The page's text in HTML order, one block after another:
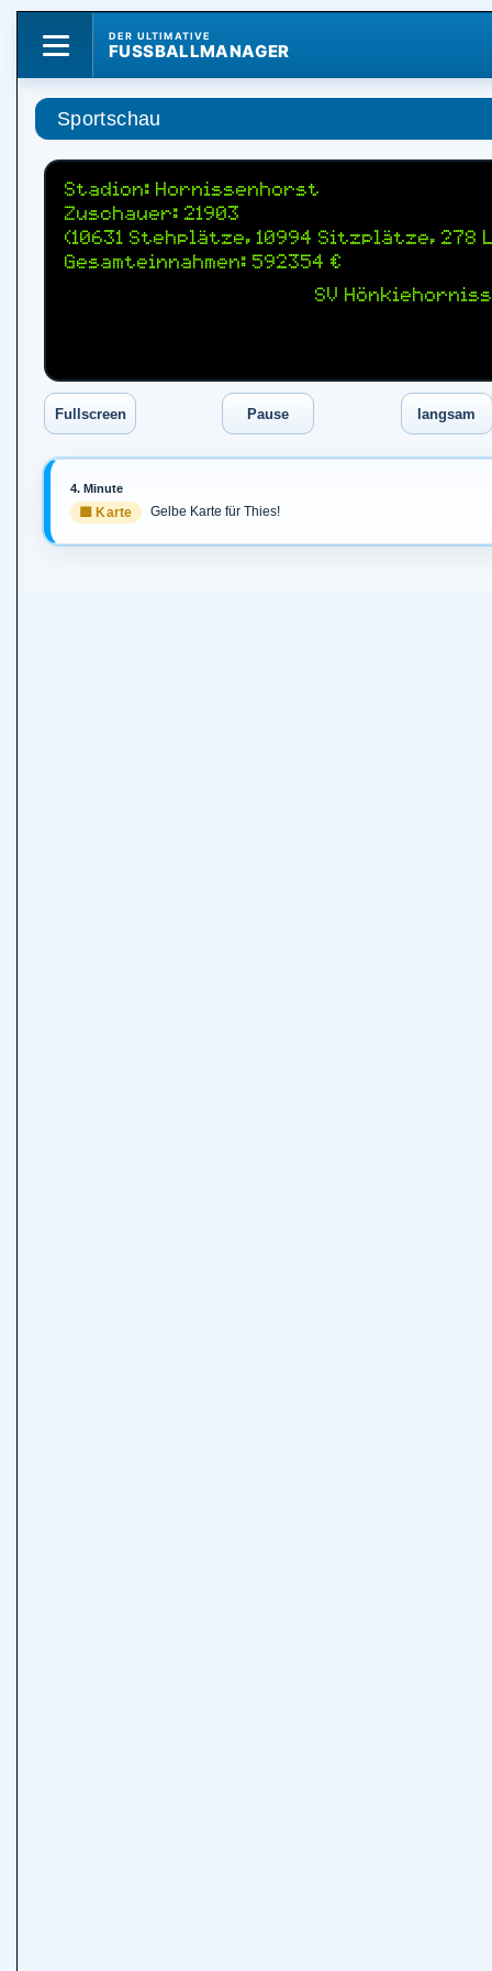
DER ULTIMATIVE
FUSSBALLMANAGER
Sportschau
Stadion: Hornissenhorst
Zuschauer: 21903
(10631 Stehplätze, 10994 Sitzplätze, 278
Gesamteinnahmen: 592354 €
SV
4. Minute
🟨 Karte Gelbe Karte für Thies!